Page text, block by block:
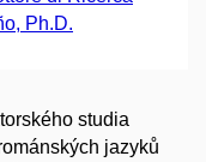
Ph.D.
studia
jazyků